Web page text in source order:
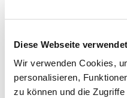
Diese Webseite
Wir verwenden Cookies,
personalisieren,
zu können und die